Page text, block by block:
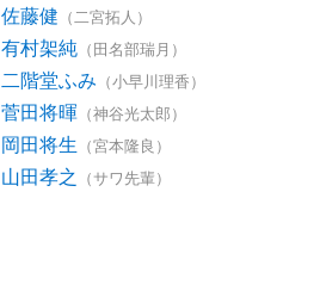
佐藤健 （二宮拓人）
有村架純 （田名部瑞月）
二階堂ふみ （小早川理香）
菅田将暉 （神谷光太郎）
岡田将生 （宮本隆良）
山田孝之 （サワ先輩）